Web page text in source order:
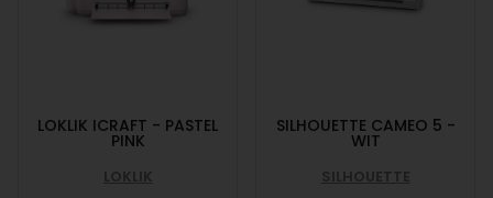
LOKLIK ICRAFT - PASTEL
PINK
LOKLIK
SILHOUETTE CAMEO 5 -
WIT
SILHOUETTE